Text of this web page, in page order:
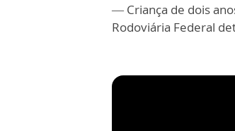
— Criança de dois
Rodoviária Federal